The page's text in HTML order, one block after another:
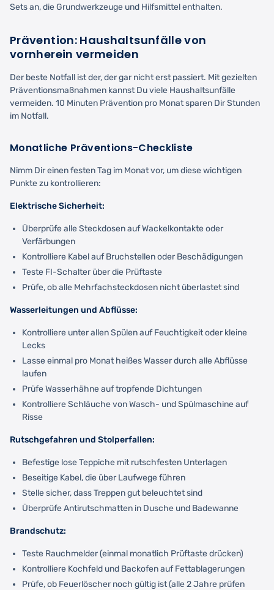
Sets an, die Grundwerkzeuge und Hilfsmittel enthalten.
Prävention: Haushaltsunfälle von
vornherein vermeiden
Der beste Notfall ist der, der gar nicht erst passiert. Mit gezielten
Präventionsmaßnahmen kannst Du viele Haushaltsunfälle
vermeiden. 10 Minuten Prävention pro Monat sparen Dir Stunden
im Notfall.
Monatliche Präventions-Checkliste
Nimm Dir einen festen Tag im Monat vor, um diese wichtigen
Punkte zu kontrollieren:
Elektrische Sicherheit:
Überprüfe alle Steckdosen auf Wackelkontakte oder
Verfärbungen
Kontrolliere Kabel auf Bruchstellen oder Beschädigungen
Teste FI-Schalter über die Prüftaste
Prüfe, ob alle Mehrfachsteckdosen nicht überlastet sind
Wasserleitungen und Abflüsse:
Kontrolliere unter allen Spülen auf Feuchtigkeit oder kleine
Lecks
Lasse einmal pro Monat heißes Wasser durch alle Abflüsse
laufen
Prüfe Wasserhähne auf tropfende Dichtungen
Kontrolliere Schläuche von Wasch- und Spülmaschine auf
Risse
Rutschgefahren und Stolperfallen:
Befestige lose Teppiche mit rutschfesten Unterlagen
Beseitige Kabel, die über Laufwege führen
Stelle sicher, dass Treppen gut beleuchtet sind
Überprüfe Antirutschmatten in Dusche und Badewanne
Brandschutz:
Teste Rauchmelder (einmal monatlich Prüftaste drücken)
Kontrolliere Kochfeld und Backofen auf Fettablagerungen
Prüfe, ob Feuerlöscher noch gültig ist (alle 2 Jahre prüfen